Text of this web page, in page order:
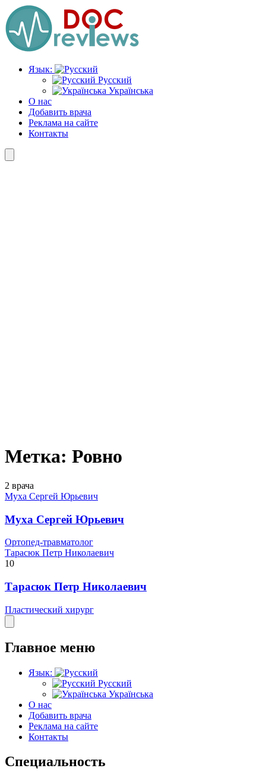
Перейти
к
содержимому
Язык:
Русский
Українська
О нас
Добавить врача
Реклама на сайте
Контакты
Метка: Ровно
2 врача
Муха Сергей Юрьевич
Муха Сергей Юрьевич
Ортопед-травматолог
Тарасюк Петр Николаевич
10
Тарасюк Петр Николаевич
Пластический хирург
Главное меню
Язык:
Русский
Українська
О нас
Добавить врача
Реклама на сайте
Контакты
Специальность